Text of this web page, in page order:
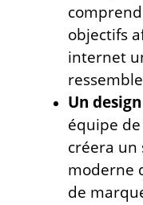
objectifs
internet
Un
équipe
créera
moderne
de